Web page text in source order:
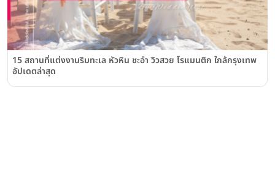
15 สถานที่แต่งงานริมทะเล หัวหิน ชะอำ วิวสวย โรแมนติก ใกล้กรุงเทพ
อัปเดตล่าสุด